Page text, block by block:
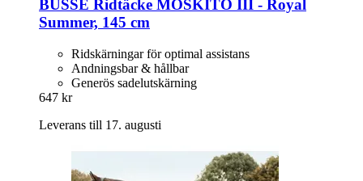
BUSSE Ridtäcke MOSKITO III -​ Royal
Summer, 145 cm
Ridskärningar för optimal assistans
Andningsbar & hållbar
Generös sadelutskärning
647 kr
Leverans till 17. augusti